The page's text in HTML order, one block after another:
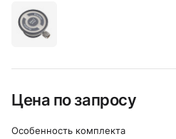
Цена по запросу
Особенность комплекта